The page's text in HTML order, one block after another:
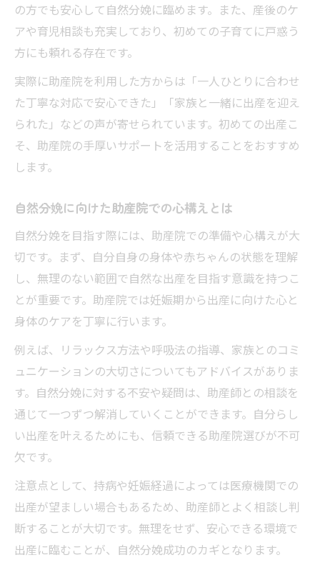
の方でも安心して自然分娩に臨めます。また、産後のケ
アや育児相談も充実しており、初めての子育てに戸惑う
方にも頼れる存在です。
実際に助産院を利用した方からは「一人ひとりに合わせ
た丁寧な対応で安心できた」「家族と一緒に出産を迎え
られた」などの声が寄せられています。初めての出産こ
そ、助産院の手厚いサポートを活用することをおすすめ
します。
自然分娩に向けた助産院での心構えとは
自然分娩を目指す際には、助産院での準備や心構えが大
切です。まず、自分自身の身体や赤ちゃんの状態を理解
し、無理のない範囲で自然な出産を目指す意識を持つこ
とが重要です。助産院では妊娠期から出産に向けた心と
身体のケアを丁寧に行います。
例えば、リラックス方法や呼吸法の指導、家族とのコミ
ュニケーションの大切さについてもアドバイスがありま
す。自然分娩に対する不安や疑問は、助産師との相談を
通じて一つずつ解消していくことができます。自分らし
い出産を叶えるためにも、信頼できる助産院選びが不可
欠です。
注意点として、持病や妊娠経過によっては医療機関での
出産が望ましい場合もあるため、助産師とよく相談し判
断することが大切です。無理をせず、安心できる環境で
出産に臨むことが、自然分娩成功のカギとなります。